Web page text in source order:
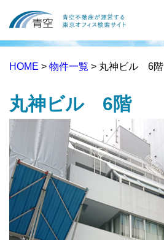
HOME > 物件一覧 > 丸神ビル 6階
丸神ビル 6階